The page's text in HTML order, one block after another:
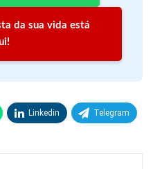
da sua vida está
Linkedin Telegram